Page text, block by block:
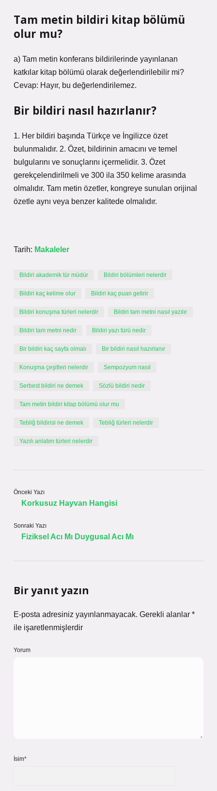
Tam metin bildiri kitap bölümü
olur mu?
a) Tam metin konferans bildirilerinde yayınlanan
katkılar kitap bölümü olarak değerlendirilebilir mi?
Cevap: Hayır, bu değerlendirilemez.
Bir bildiri nasıl hazırlanır?
1. Her bildiri başında Türkçe ve İngilizce özet
bulunmalıdır. 2. Özet, bildirinin amacını ve temel
bulgularını ve sonuçlarını içermelidir. 3. Özet
gerekçelendirilmeli ve 300 ila 350 kelime arasında
olmalıdır. Tam metin özetler, kongreye sunulan orijinal
özetle aynı veya benzer kalitede olmalıdır.
Tarih: Makaleler
Bildiri akademik tür müdür Bildiri bölümleri nelerdir
Bildiri kaç kelime olur Bildiri kaç puan getirir
Bildiri konuşma türleri nelerdir Bildiri tam metni nasıl yazılır
Bildiri tam metni nedir Bildiri yazı türü nedir
Bir bildiri kaç sayfa olmalı Bir bildiri nasıl hazırlanır
Konuşma çeşitleri nelerdir Sempozyum nasıl
Serbest bildiri ne demek Sözlü bildiri nedir
Tam metin bildiri kitap bölümü olur mu
Tebliğ bildirisi ne demek Tebliğ türleri nelerdir
Yazılı anlatım türleri nelerdir
Önceki Yazı
Korkusuz Hayvan Hangisi
Sonraki Yazı
Fiziksel Acı Mı Duygusal Acı Mı
Bir yanıt yazın
E-posta adresiniz yayınlanmayacak. Gerekli alanlar *
ile işaretlenmişlerdir
Yorum
İsim*